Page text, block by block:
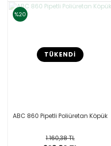
%20
TÜKENDİ
ABC 860 Pipetli Poliüretan Köpük
1.160,38 TL